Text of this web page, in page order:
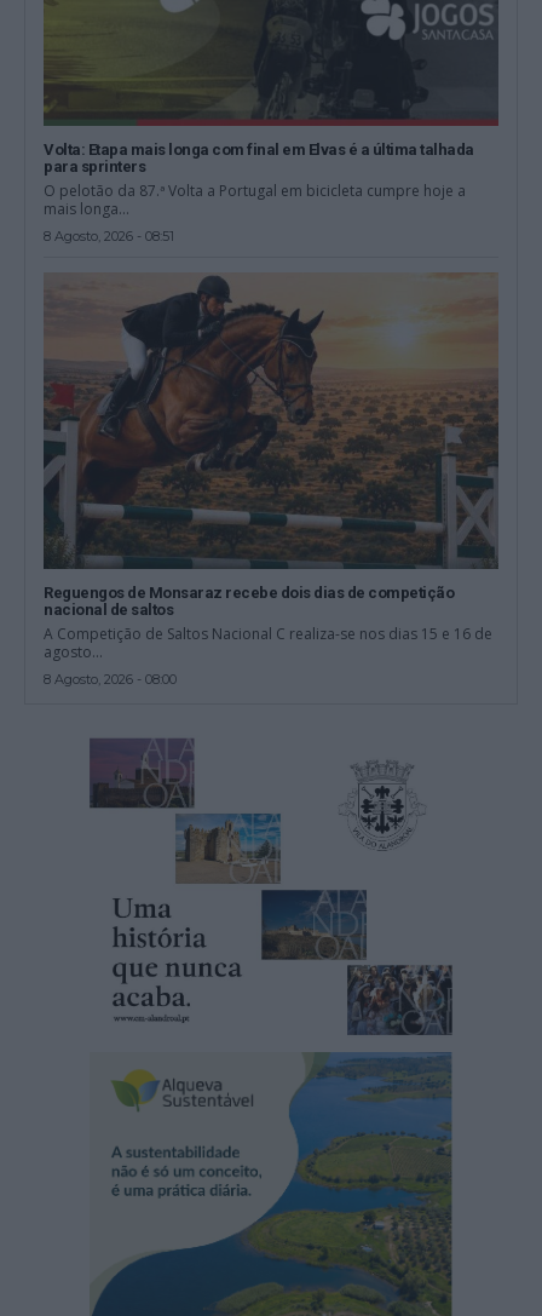
Volta: Etapa mais longa com final em Elvas é a última talhada
para sprinters
O pelotão da 87.ª Volta a Portugal em bicicleta cumpre hoje a
mais longa...
8 Agosto, 2026 - 08:51
Reguengos de Monsaraz recebe dois dias de competição
nacional de saltos
A Competição de Saltos Nacional C realiza-se nos dias 15 e 16 de
agosto...
8 Agosto, 2026 - 08:00